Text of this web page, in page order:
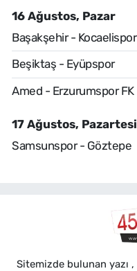
16 Ağustos, Pazar
Başakşehir - Kocaelispor
Beşiktaş - Eyüpspor
Amed - Erzurumspor FK
17 Ağustos, Pazartesi
Samsunspor - Göztepe
Sitemizde bulunan yazı